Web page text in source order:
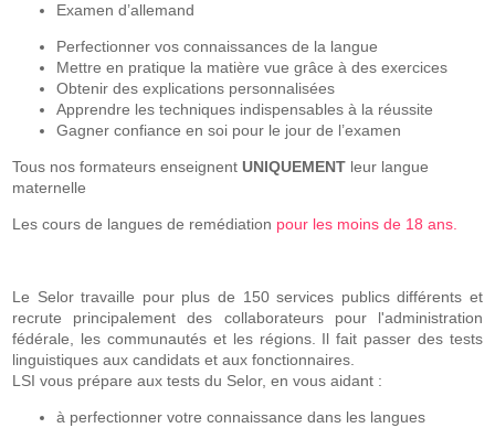
Examen d’allemand
Perfectionner vos connaissances de la langue
Mettre en pratique la matière vue grâce à des exercices
Obtenir des explications personnalisées
Apprendre les techniques indispensables à la réussite
Gagner confiance en soi pour le jour de l’examen
Tous nos formateurs enseignentUNIQUEMENT leur langue
maternelle
Les cours de langues de remédiation pour les moins de 18 ans
Le Selor travaille pour plus de 150 services publics différents et
recrute principalement des collaborateurs pour l'administration
fédérale, les communautés et les régions. Il fait passer des tests
linguistiques aux candidats et aux fonctionnaires.
LSI vous prépare aux tests du Selor, en vous aidant :
à perfectionner votre connaissance dans les langues